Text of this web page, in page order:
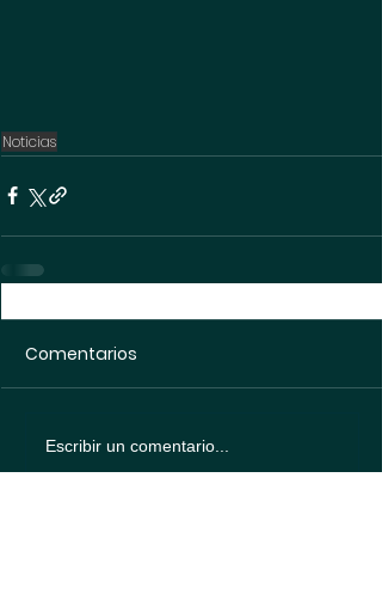
Noticias
Comentarios
Escribir un comentario...